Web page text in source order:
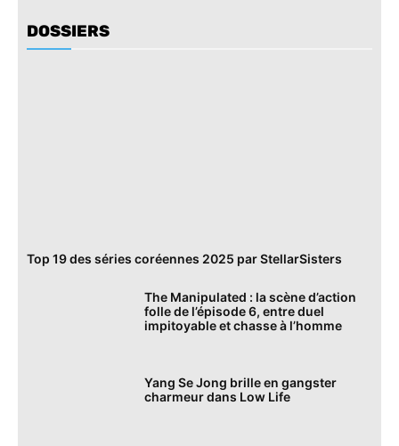
DOSSIERS
Top 19 des séries coréennes 2025 par StellarSisters
The Manipulated : la scène d’action
folle de l’épisode 6, entre duel
impitoyable et chasse à l’homme
Yang Se Jong brille en gangster
charmeur dans Low Life